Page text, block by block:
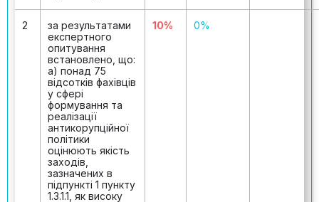
2
за результатами
експертного
опитування
встановлено, що:
а) понад 75
відсотків фахівців
у сфері
формування та
реалізації
антикорупційної
політики
оцінюють якість
заходів,
зазначених в
підпункті 1 пункту
1.3.1.1, як високу
10% 0%